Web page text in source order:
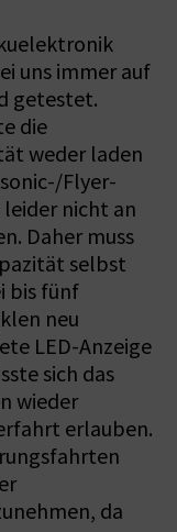
uns immer auf
getestet.
die
weder laden
Flyer-
leider nicht an
Daher muss
selbst
bis fünf
neu
LED-Anzeige
sich das
wieder
erlauben.
da